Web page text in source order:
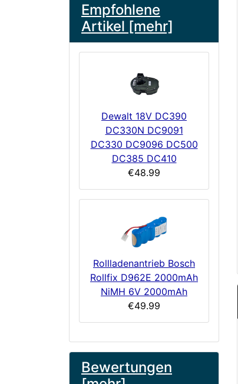
Empfohlene
Artikel [mehr]
Dewalt 18V DC390
DC330N DC9091
DC330 DC9096 DC500
DC385 DC410
€48.99
Rollladenantrieb Bosch
Rollfix D962E 2000mAh
NiMH 6V 2000mAh
€49.99
Bewertungen